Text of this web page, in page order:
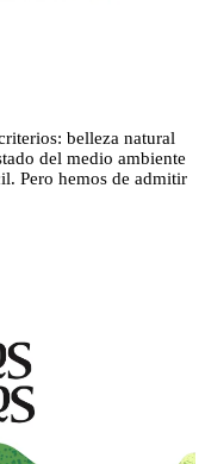
belleza natural
del medio ambiente
Pero hemos de admitir